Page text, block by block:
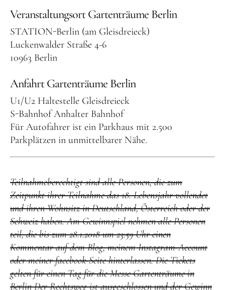
Veranstaltungsort Gartenträume Berlin
STATION-Berlin (am Gleisdreieck)
Luckenwalder Straße 4-6
10963 Berlin
Anfahrt Gartenträume Berlin
U1/U2 Haltestelle Gleisdreieck
S-Bahnhof Anhalter Bahnhof
Für Autofahrer ist ein Parkhaus mit 2.500
Parkplätzen in unmittelbarer Nähe.
Teilnahmeberechtigt sind alle Personen, die zum
Zeitpunkt ihrer Teilnahme das 18. Lebensjahr vollendet
und ihren Wohnsitz in Deutschland, Österreich oder der
Schweiz haben. Am Gewinnspiel nehmen alle Personen
teil, die bis zum 28.1.2018 um 23:59 Uhr einen
Kommentar auf dem Blog, meinem Instagram-Account
oder meiner facebook-Seite hinterlassen. Die Tickets
gelten für einen Tag für die Messe Gartenträume in
Berlin Der Rechtsweg ist ausgeschlossen und der Gewinn